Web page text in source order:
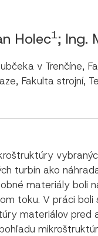
Holec1; Ing.
v Trenčíne,
Fakulta strojní,
turbín ako
materiály
toku. V práci
materiálov